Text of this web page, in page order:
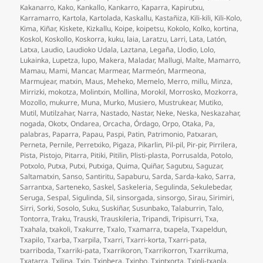
Kakanarro, Kako, Kankallo, Kankarro, Kaparra, Kapirutxu,
Karramarro, Kartola, Kartolada, Kaskallu, Kastañiza, Kili-kili, Kili-Kolo,
Kima, Kiñar, Kiskete, Kizkallu, Koipe, koipetsu, Kokolo, Kolko, kortina,
Koskol, Koskollo, Koskorra, kuku, laia, Laratzu, Larri, Lata, Latón,
Latxa, Laudio, Laudioko Udala, Laztana, Legaña, Llodio, Lolo,
Lukainka, Lupetza, lupo, Makera, Maladar, Mallugi, Malte, Mamarro,
Mamau, Mami, Mancar, Marmear, Marmeón, Marmeona,
Marmujear, matxin, Maus, Meheko, Memelo, Merro, millu, Minza,
Mirrizki, mokotza, Molintxin, Mollina, Morokil, Morrosko, Mozkorra,
Mozollo, mukurre, Muna, Murko, Musiero, Mustrukear, Mutiko,
Mutil, Mutilzahar, Narra, Nastado, Nastar, Neke, Neska, Neskazahar,
nogada,Okotx,Ondarea,Orcacha,Órdago,Orpo,Otaka, Pa,
palabras, Paparra, Papau, Paspi, Patin, Patrimonio, Patxaran,
Perneta, Pernile, Perretxiko, Pigaza, Pikarlin, Pil-pil, Pir-pir, Pirrilera,
Pista, Pistojo, Pitarra, Pitiki, Pitilin, Plisti-plasta, Porrusalda, Potolo,
Potxolo, Putxa, Putxi, Putxiga,Quima,Quiñar,Sagutxu,Saguzar,
Saltamatxin,Sanso,Santiritu,Sapaburu,Sarda,Sarda-kako,Sarra,
Sarrantxa,Sarteneko,Saskel,Saskeleria,Segulinda,Sekulebedar,
Seruga,Sespal,Sigulinda,Sil,sinsorgada,sinsorgo,Sirau,Sirimiri,
Sirri,Sorki,Sosolo,Suku,Suskiñar,Susunbako,Talaburrin,Talo,
Tontorra,Traku,Trauski,Trauskileria,Tripandi,Tripisurri,Txa,
Txahala,txakoli,Txakurre,Txalo,Txamarra,txapela,Txapeldun,
Txapilo,Txarba,Txarpila,Txarri,Txarri-korta,Txarri-pata,
txarriboda,Txarriki-pata,Txarrikoron,Txarrikorron,Txarrikuma,
Txatarra,Txilina,Txin,Txinbera,Txinbo,Txintxorta,Txipli-txapla,